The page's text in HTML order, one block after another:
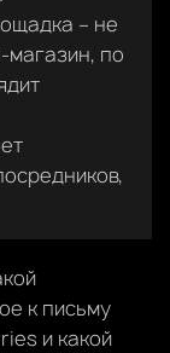
– не
магазин, по
к письму
и какой